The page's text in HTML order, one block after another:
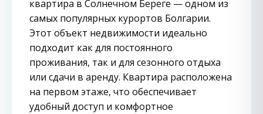
квартира в Солнечном Береге — одном из
самых популярных курортов Болгарии.
Этот объект недвижимости идеально
подходит как для постоянного
проживания, так и для сезонного отдыха
или сдачи в аренду. Квартира расположена
на первом этаже, что обеспечивает
удобный доступ и комфортное